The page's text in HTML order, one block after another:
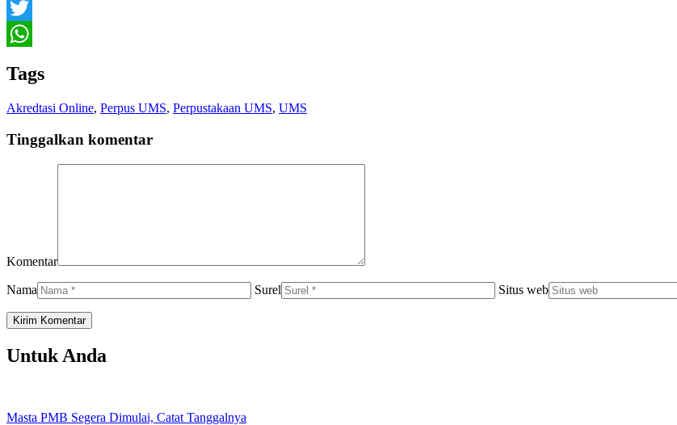
Facebook
Twitter
Tags
Akredtasi Online, Perpus UMS, Perpustakaan UMS, UMS
Tinggalkan komentar
Komentar
Nama Surel Situs web
Untuk Anda
Masta PMB Segera Dimulai, Catat Tanggalnya